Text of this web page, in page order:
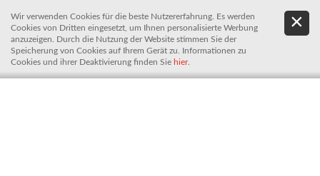
Wir verwenden Cookies für die beste Nutzererfahrung. Es werden
Cookies von Dritten eingesetzt, um Ihnen personalisierte Werbung
anzuzeigen. Durch die Nutzung der Website stimmen Sie der
Speicherung von Cookies auf Ihrem Gerät zu. Informationen zu
Cookies und ihrer Deaktivierung finden Sie hier.
De.It